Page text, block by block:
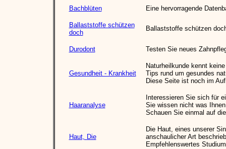
Bachblüten Eine hervorragende
Ballaststoffe schützen
doch
Ballaststoffe schützen
Durodont Testen Sie neues
Gesundheit - Krankheit
Naturheilkunde kennt
Tips rund um gesundes
Diese Seite ist noch im
Haaranalyse
Interessieren Sie sich für
Sie wissen nicht was
Schauen Sie einmal auf
Haut, Die
Die Haut, eines unserer
anschaulicher Art
Empfehlenswertes Studium